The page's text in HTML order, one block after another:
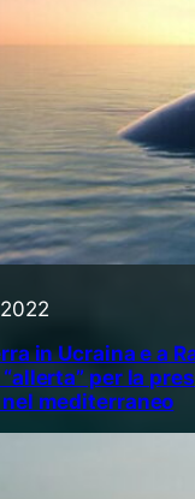
in Ucraina e a
per la
mediterraneo